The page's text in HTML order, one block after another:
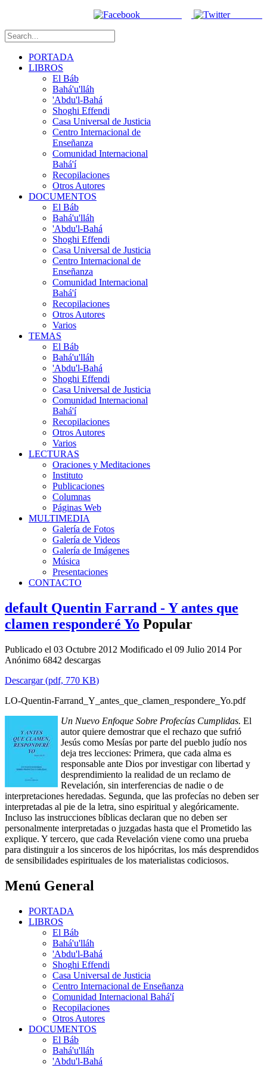
PORTADA
LIBROS
El Báb
Bahá'u'lláh
'Abdu'l-Bahá
Shoghi Effendi
Casa Universal de Justicia
Centro Internacional de
Enseñanza
Comunidad Internacional
Bahá'í
Recopilaciones
Otros Autores
DOCUMENTOS
El Báb
Bahá'u'lláh
'Abdu'l-Bahá
Shoghi Effendi
Casa Universal de Justicia
Centro Internacional de
Enseñanza
Comunidad Internacional
Bahá'í
Recopilaciones
Otros Autores
Varios
TEMAS
El Báb
Bahá'u'lláh
'Abdu'l-Bahá
Shoghi Effendi
Casa Universal de Justicia
Comunidad Internacional
Bahá'í
Recopilaciones
Otros Autores
Varios
LECTURAS
Oraciones y Meditaciones
Instituto
Publicaciones
Columnas
Páginas Web
MULTIMEDIA
Galería de Fotos
Galería de Videos
Galería de Imágenes
Música
Presentaciones
CONTACTO
default Quentin Farrand - Y antes que
clamen responderé Yo Popular
Publicado el 03 Octubre 2012 Modificado el 09 Julio 2014 Por
Anónimo 6842 descargas
Descargar(pdf, 770 KB)
LO-Quentin-Farrand_Y_antes_que_clamen_respondere_Yo.pdf
Un Nuevo Enfoque Sobre Profecías Cumplidas. El
autor quiere demostrar que el rechazo que sufrió
Jesús como Mesías por parte del pueblo judío nos
deja tres lecciones: Primera, que cada alma es
responsable ante Dios por investigar con libertad y
desprendimiento la realidad de un reclamo de
Revelación, sin interferencias de nadie o de
interpretaciones heredadas. Segunda, que las profecías no deben ser
interpretadas al pie de la letra, sino espiritual y alegóricamente.
Incluso las instrucciones bíblicas declaran que no deben ser
personalmente interpretadas o juzgadas hasta que el Prometido las
explique. Y tercero, que cada Revelación viene como una prueba
para distinguir a los sinceros de los hipócritas, los más desprendidos
de sensibilidades espirituales de los materialistas codiciosos.
Menú General
PORTADA
LIBROS
El Báb
Bahá'u'lláh
'Abdu'l-Bahá
Shoghi Effendi
Casa Universal de Justicia
Centro Internacional de Enseñanza
Comunidad Internacional Bahá'í
Recopilaciones
Otros Autores
DOCUMENTOS
El Báb
Bahá'u'lláh
'Abdu'l-Bahá